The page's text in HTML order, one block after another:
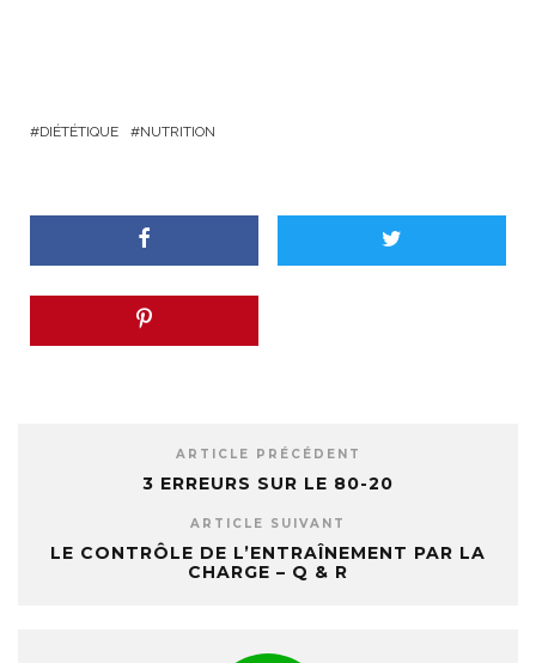
DIÉTÉTIQUE NUTRITION
ARTICLE PRÉCÉDENT
3 ERREURS SUR LE 80-20
ARTICLE SUIVANT
LE CONTRÔLE DE L’ENTRAÎNEMENT PAR LA
CHARGE – Q & R